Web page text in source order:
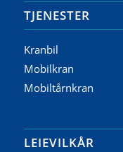
TJENESTER
Kranbil
Mobilkran
Mobiltårnkran
LEIEVILKÅR